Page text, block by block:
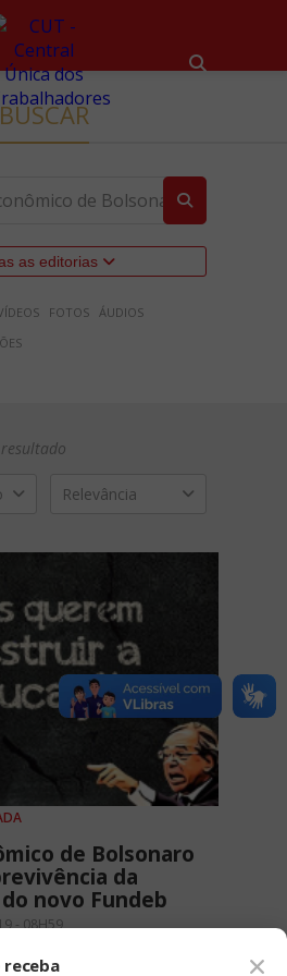
BUSCAR
as editorias
FOTOS ÁUDIOS
Relevância
de Bolsonaro
da
novo Fundeb
- 08H59
receba